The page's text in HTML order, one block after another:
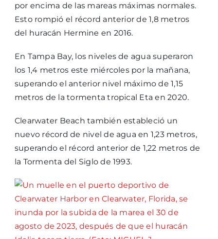
por encima de las mareas máximas normales.
Esto rompió el récord anterior de 1,8 metros
del huracán Hermine en 2016.
En Tampa Bay, los niveles de agua superaron
los 1,4 metros este miércoles por la mañana,
superando el anterior nivel máximo de 1,15
metros de la tormenta tropical Eta en 2020.
Clearwater Beach también estableció un
nuevo récord de nivel de agua en 1,23 metros,
superando el récord anterior de 1,22 metros de
la Tormenta del Siglo de 1993.